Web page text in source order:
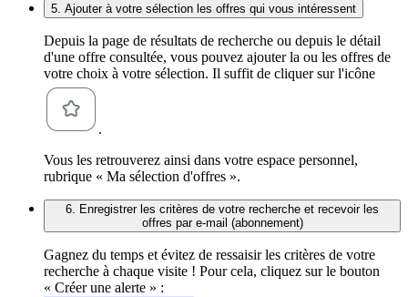
5. Ajouter à votre sélection les offres qui vous intéressent
Depuis la page de résultats de recherche ou depuis le détail
d'une offre consultée, vous pouvez ajouter la ou les offres de
votre choix à votre sélection. Il suffit de cliquer sur l'icône
.
Vous les retrouverez ainsi dans votre espace personnel,
rubrique « Ma sélection d'offres ».
6. Enregistrer les critères de votre recherche et recevoir les
offres par e-mail (abonnement)
Gagnez du temps et évitez de ressaisir les critères de votre
recherche à chaque visite ! Pour cela, cliquez sur le bouton
« Créer une alerte » :